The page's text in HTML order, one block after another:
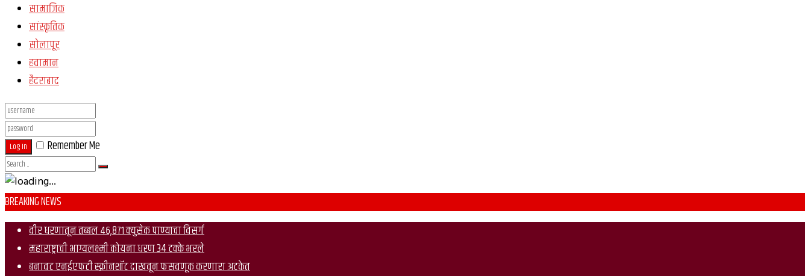
सामाजिक
सांस्कृतिक
सोलापूर
हवामान
हैदराबाद
Log In Remember Me
BREAKING NEWS
वीर धरणातून तब्बल ४६,८७१ क्युसेक पाण्याचा विसर्ग
महाराष्ट्राची भाग्यलक्ष्मी कोयना धरण 34 टक्के भरले
बनावट एनईएफटी स्क्रीनशॉट दाखवून फसवणूक करणारा अटकेत